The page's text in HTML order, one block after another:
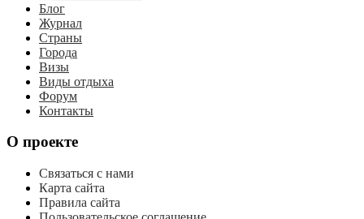
Блог
Журнал
Страны
Города
Визы
Виды отдыха
Форум
Контакты
О проекте
Связаться с нами
Карта сайта
Правила сайта